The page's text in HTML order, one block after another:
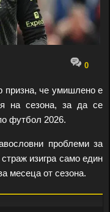
0
призна, че умишлено е
на сезона, за да се
футбол 2026.
проблеми за
изигра само един
месеца от сезона.